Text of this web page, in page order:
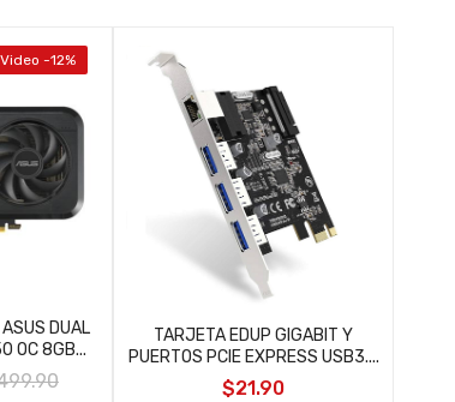
-12%
DUAL
OC 8GB...
TARJETA EDUP GIGABIT Y
PUERTOS PCIE EXPRESS USB3....
$21.90